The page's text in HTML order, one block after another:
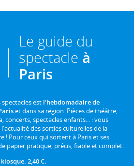
Le guide du
spectacle à
Paris
spectacles est l'hebdomadaire de
et dans sa région. Pièces de théâtre,
concerts, spectacles enfants... : vous
des sorties culturelles de la
! Pour ceux qui sortent à Paris et ses
papier pratique, précis, fiable et complet.
2,40 €.